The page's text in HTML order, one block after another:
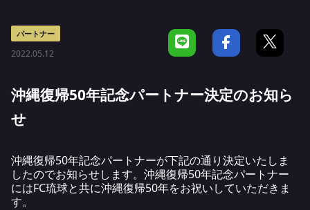
パートナー
2022.05.12
沖縄復帰50年記念パートナー決定のお知ら
せ
沖縄復帰50年記念パートナーが下記の通り決定いたしま
したのでお知らせします。沖縄復帰50年記念パートナー
にはFC琉球と共に沖縄復帰50年をお祝いしていただきま
す。